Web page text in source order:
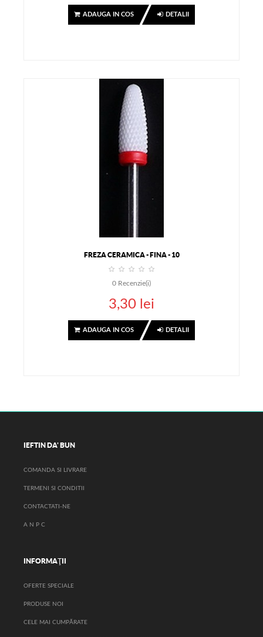
ADAUGA IN COS DETALII
FREZA CERAMICA - FINA - 10
0 Recenzie(i)
3,30 lei
ADAUGA IN COS DETALII
IEFTIN DA' BUN
COMANDA SI LIVRARE
TERMENI SI CONDITII
CONTACTATI-NE
A N P C
INFORMAŢII
OFERTE SPECIALE
PRODUSE NOI
CELE MAI CUMPĂRATE